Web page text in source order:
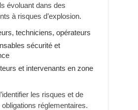
évoluant dans des
à risques d’explosion.
techniciens, opérateurs
sécurité et
et intervenants en zone
les risques et de
réglementaires.